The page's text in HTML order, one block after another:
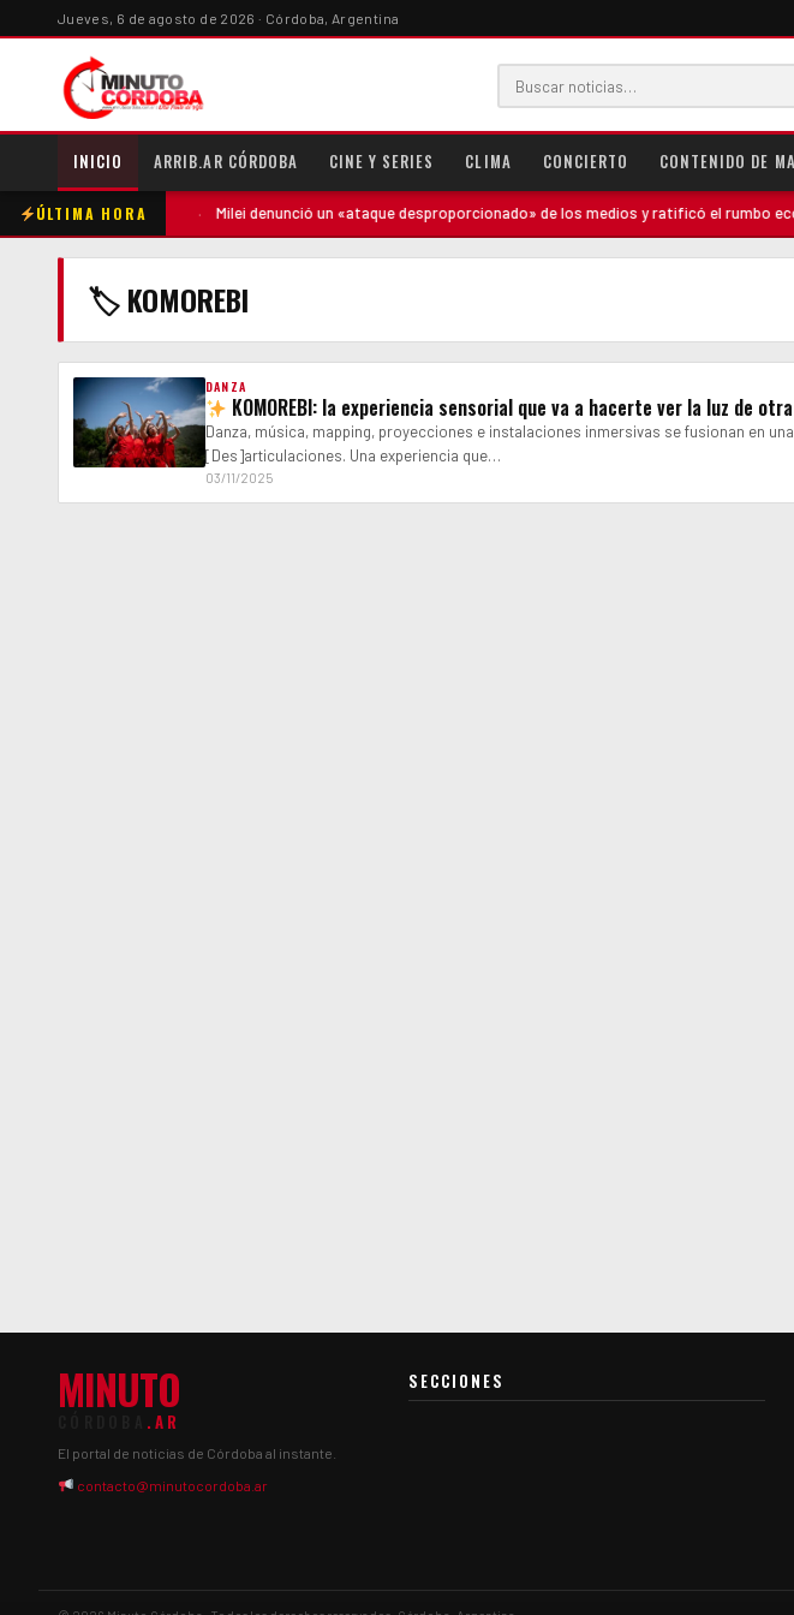
Jueves, 6 de agosto de 2026 · Córdoba, Argentina
INICIO ARRIB.AR CÓRDOBA CINE Y SERIES CLIMA CONCIERTO CONTENIDO DE
ÚLTIMA HORA
contra la madre Milei denunció un «ataque desproporcionado» de los medios y ratificó el rumbo
🏷 KOMOREBI
DANZA
KOMOREBI: la experiencia sensorial que va a hacerte ver la luz de
Danza, música, mapping, proyecciones e instalaciones inmersivas se fusionan en
[Des]articulaciones. Una experiencia que…
03/11/2025
MINUTO
.AR
El portal de noticias de Córdoba al instante.
contacto@minutocordoba.ar
SECCIONES